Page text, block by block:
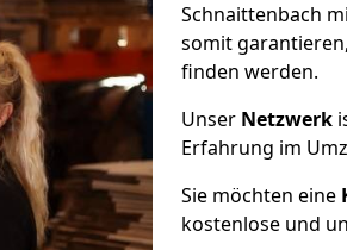
Schnaittenbach
somit
finden werden.
Unser Netzwerk
Erfahrung im
Sie möchten eine
kostenlose und